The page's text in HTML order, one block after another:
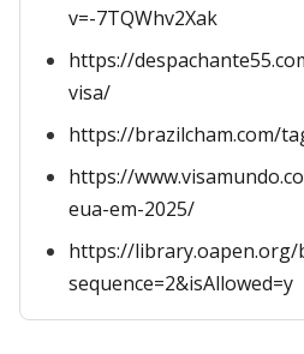
v=-7TQWhv2Xak
https://
visa/
https://brazilcham.com/
https://
eua-em-2025/
https://library.oapen.org/
sequence=2&isAllowed=y